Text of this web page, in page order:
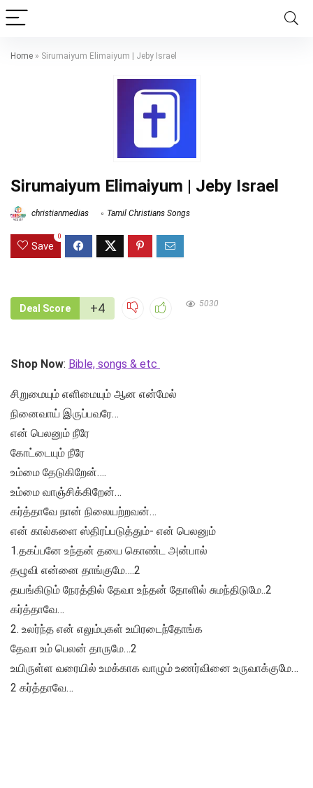
Home » Sirumaiyum Elimaiyum | Jeby Israel
Sirumaiyum Elimaiyum | Jeby Israel
christianmedias Tamil Christians Songs
Save
0
Deal Score +4 5030
Shop Now: Bible, songs & etc
சிறுமையும் எளிமையும் ஆன என்மேல்
நினைவாய் இருப்பவரே…
என் பெலனும் நீரே
கோட்டையும் நீரே
உம்மை தேடுகிறேன்….
உம்மை வாஞ்சிக்கிறேன்…
கர்த்தாவே நான் நிலையற்றவன்…
என் கால்களை ஸ்திரப்படுத்தும்- என் பெலனும்
1.தகப்பனே உந்தன் தயை கொண்ட அன்பால்
தழுவி என்னை தாங்குமே….2
தயங்கிடும் நேரத்தில் தேவா உந்தன் தோளில் சுமந்திடுமே..2
கர்த்தாவே…
2. உலர்ந்த என் எலும்புகள் உயிரடைந்தோங்க
தேவா உம் பெலன் தாருமே…2
உயிருள்ள வரையில் உமக்காக வாழும் உணர்வினை உருவாக்குமே…
2 கர்த்தாவே…